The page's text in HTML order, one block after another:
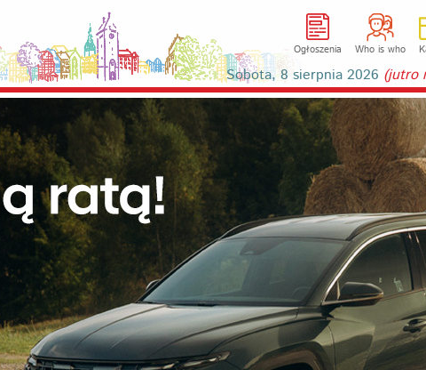
Ogłoszenia Who is who
Sobota, 8 sierpnia 2026 (jutro